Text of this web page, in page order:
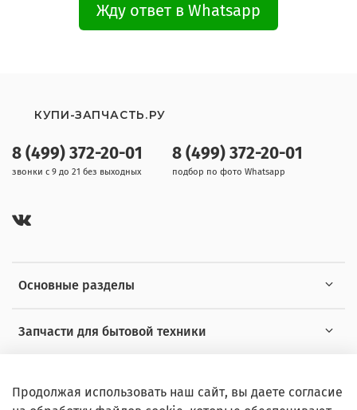
Жду ответ в Whatsapp
Основные разделы
Запчасти для бытовой техники
8 (499) 372-20-01
звонки с 9 до 21 без выходных
8 (499) 372-20-01
подбор по фото Whatsapp
КУПИ-ЗАПЧАСТЬ.РУ
Продолжая использовать наш сайт, вы даете согласие